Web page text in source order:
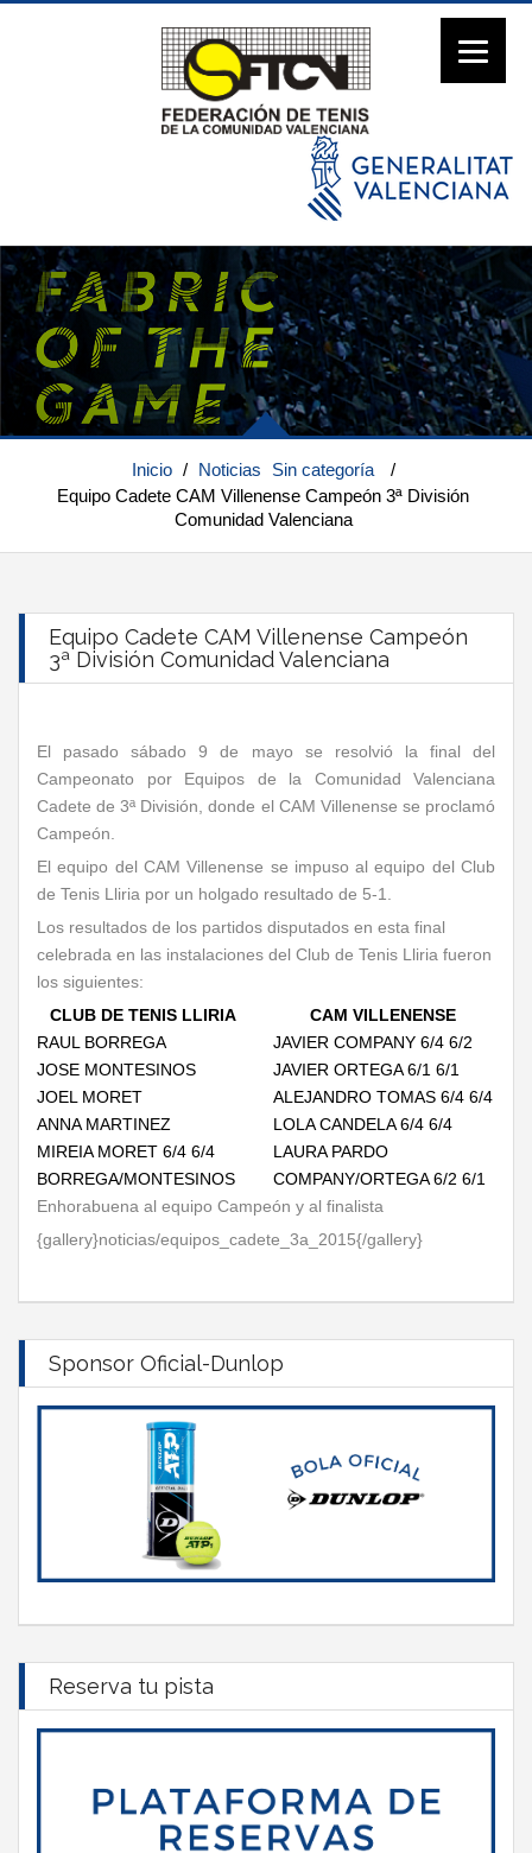
Inicio / Noticias Sin categoría
/
Equipo Cadete CAM Villenense Campeón 3ª División
Comunidad Valenciana
Equipo Cadete CAM Villenense Campeón
3ª División Comunidad Valenciana
El pasado sábado 9 de mayo se resolvió la final del
Campeonato por Equipos de la Comunidad Valenciana
Cadete de 3ª División, donde el CAM Villenense se proclamó
Campeón.
El equipo del CAM Villenense se impuso al equipo del Club
de Tenis Lliria por un holgado resultado de 5-1.
Los resultados de los partidos disputados en esta final
celebrada en las instalaciones del Club de Tenis Lliria fueron
los siguientes:
CLUB DE TENIS LLIRIA
CAM VILLENENSE
RAUL BORREGA
JAVIER COMPANY 6/4 6/2
JOSE MONTESINOS
JAVIER ORTEGA 6/1 6/1
JOEL MORET
ALEJANDRO TOMAS 6/4 6/4
ANNA MARTINEZ
LOLA CANDELA 6/4 6/4
MIREIA MORET 6/4 6/4
LAURA PARDO
BORREGA/MONTESINOS
COMPANY/ORTEGA 6/2 6/1
Enhorabuena al equipo Campeón y al finalista
{gallery}noticias/equipos_cadete_3a_2015{/gallery}
Sponsor Oficial-Dunlop
Reserva tu pista